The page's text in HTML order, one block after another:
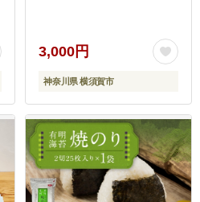
3,000円
神奈川県 横須賀市